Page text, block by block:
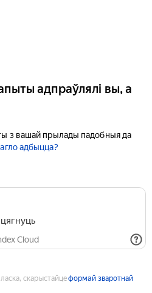
адпраўлялі вы, а
з вашай прылады падобныя да
адбыцца?
Cloud
скарыстайцеформай зваротнай